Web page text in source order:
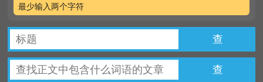
最少输入两个字符
查
查